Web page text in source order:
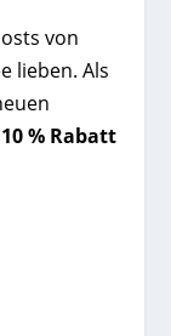
von
lieben. Als
10 % Rabatt